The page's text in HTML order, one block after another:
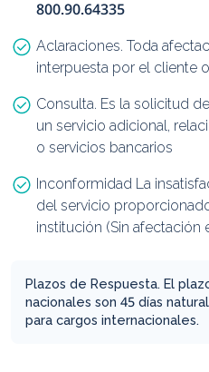
800.90.64335
Aclaraciones. Toda
interpuesta por el cliente
Consulta. Es la solicitud
un servicio adicional,
o servicios bancarios
Inconformidad La
del servicio
institución (Sin afectación
Plazos de Respuesta. El
nacionales son 45 días
para cargos internacionales.